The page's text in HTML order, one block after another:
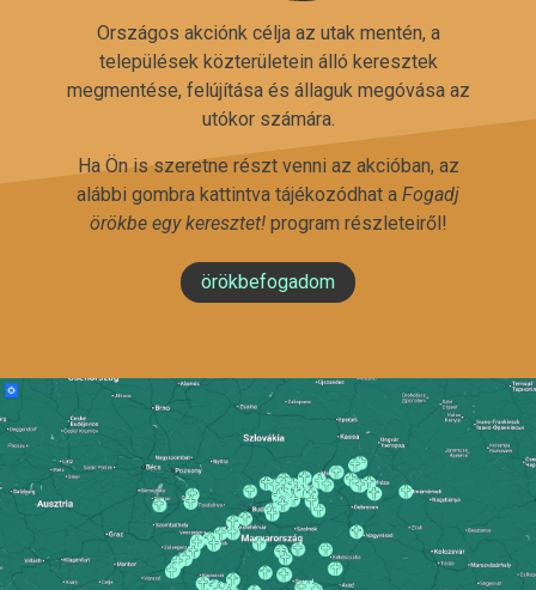
Országos akciónk célja az utak mentén, a
települések közterületein álló keresztek
megmentése, felújítása és állaguk megóvása az
utókor számára.
Ha Ön is szeretne részt venni az akcióban, az
alábbi gombra kattintva tájékozódhat a Fogadj
örökbe egy keresztet!program részleteiről!
örökbefogadom